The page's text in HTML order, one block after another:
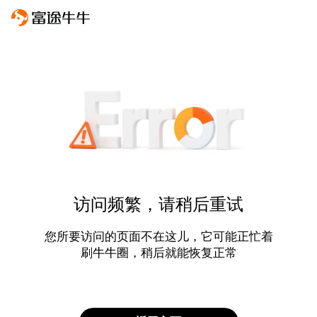
访问频繁，请稍后重试
您所要访问的页面不在这儿，它可能正忙着
刷牛牛圈，稍后就能恢复正常